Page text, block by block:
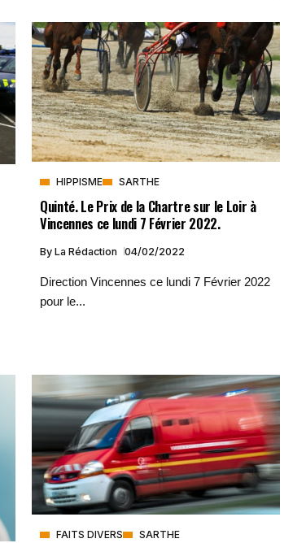
HIPPISME SARTHE
Quinté. Le Prix de la Chartre sur le Loir à
Vincennes ce lundi 7 Février 2022.
By La Rédaction 04/02/2022
Direction Vincennes ce lundi 7 Février 2022
pour le...
FAITS DIVERS SARTHE